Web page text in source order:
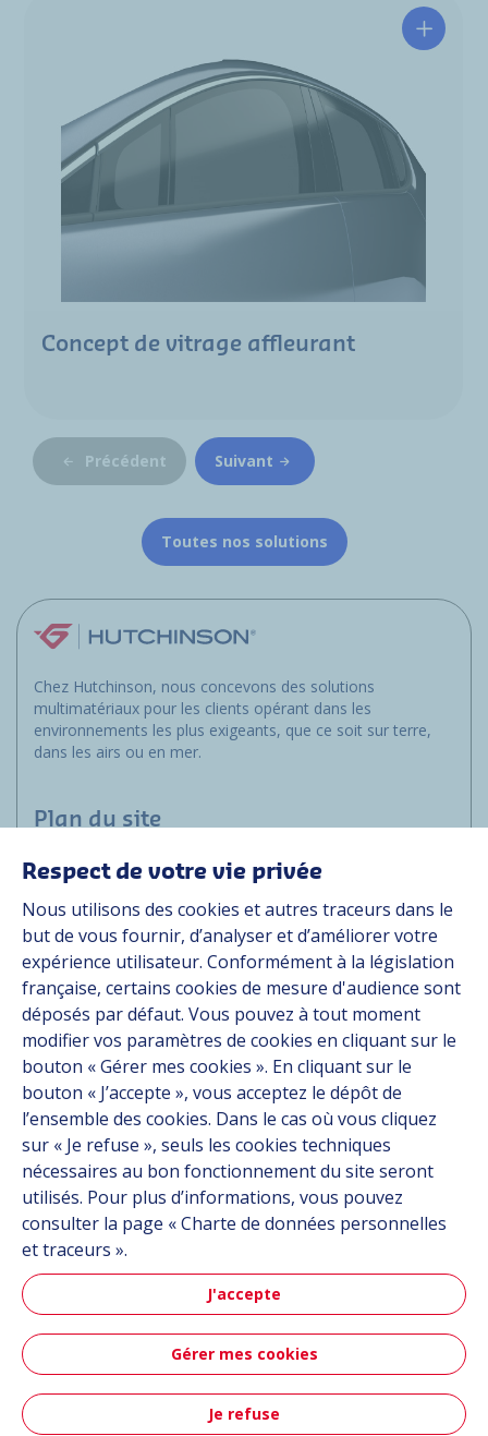
Concept de vitrage affleurant
Précédent Suivant
Toutes nos solutions
Chez Hutchinson, nous concevons des solutions
multimatériaux pour les clients opérant dans les
environnements les plus exigeants, que ce soit sur terre,
dans les airs ou en mer.
Plan du site
Applications
Solutions
Ressources
À propos
Carrière
Contact
Suivez-nous
Linkedin
Instagram
Hutchinson Aéronautique & Défense
Plan du site CGU Données personnelles Crédits
Respect de votre vie privée
Nous utilisons des cookies et autres traceurs dans le
but de vous fournir, d’analyser et d’améliorer votre
expérience utilisateur. Conformément à la législation
française, certains cookies de mesure d'audience sont
déposés par défaut. Vous pouvez à tout moment
modifier vos paramètres de cookies en cliquant sur le
bouton « Gérer mes cookies ». En cliquant sur le
bouton « J’accepte », vous acceptez le dépôt de
l’ensemble des cookies. Dans le cas où vous cliquez
sur « Je refuse », seuls les cookies techniques
nécessaires au bon fonctionnement du site seront
utilisés. Pour plus d’informations, vous pouvez
consulter la page « Charte de données personnelles
et traceurs ».
J'accepte
Gérer mes cookies
Je refuse